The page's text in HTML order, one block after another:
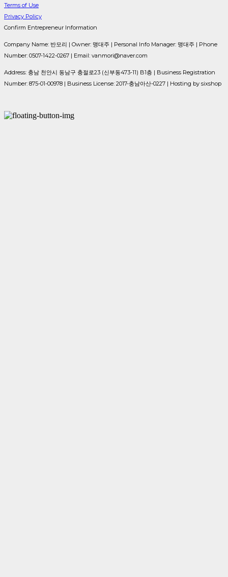
Terms of Use
Privacy Policy
Confirm Entrepreneur Information
Company Name: 반모리 | Owner: 맹대주 | Personal Info Manager: 맹대주 | Phone
Number: 0507-1422-0267 | Email: vanmori@naver.com
Address: 충남 천안시 동남구 충절로23 (신부동473-11) B1층 | Business Registration
Number: 875-01-00978 | Business License: 2017-충남아산-0227 | Hosting by sixshop